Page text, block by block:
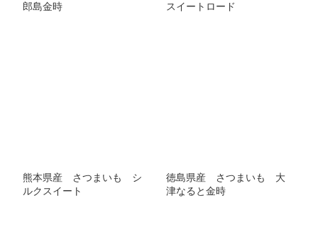
郎島金時
スイートロード
熊本県産 さつまいも シ
ルクスイート
徳島県産 さつまいも 大
津なると金時